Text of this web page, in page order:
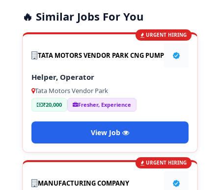
🔥 Similar Jobs For You
URGENT HIRING
TATA MOTORS VENDOR PARK CNG PUMP
Helper, Operator
Tata Motors Vendor Park
₹20,000 Fresher, Experience
View Job
URGENT HIRING
MANUFACTURING COMPANY